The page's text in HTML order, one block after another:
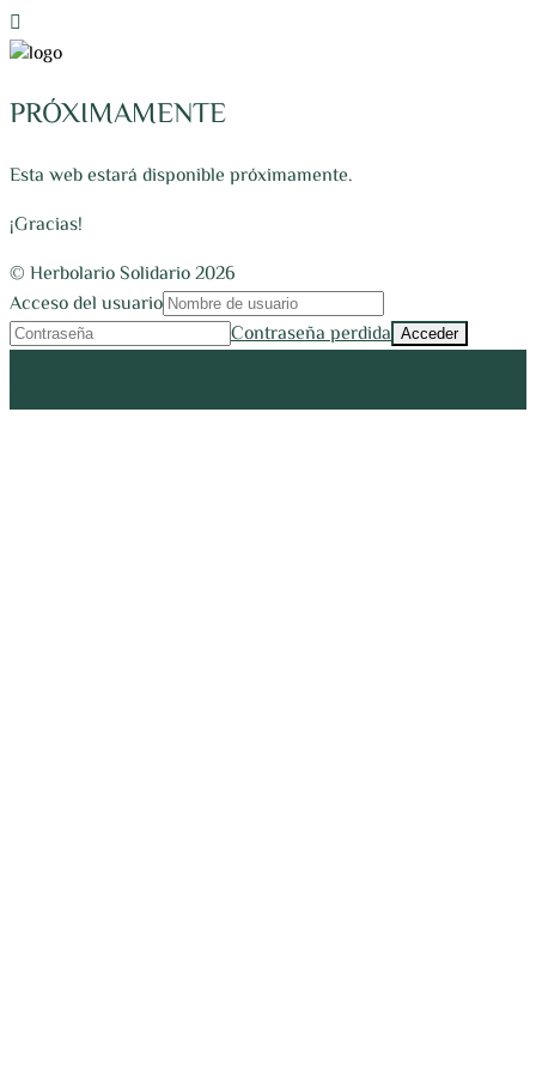
PRÓXIMAMENTE
Esta web estará disponible próximamente.
¡Gracias!
© Herbolario Solidario 2026
Acceso del usuario
Contraseña perdida